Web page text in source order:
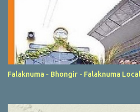
Falaknuma - Bhongir - Falaknuma